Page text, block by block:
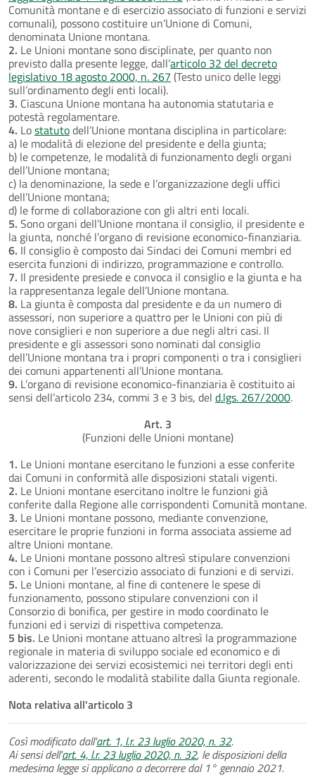
Comunità montane e di esercizio associato di funzioni e servizi
comunali), possono costituire un’Unione di Comuni,
denominata Unione montana.
2. Le Unioni montane sono disciplinate, per quanto non
previsto dalla presente legge, dall’articolo 32 del decreto
legislativo 18 agosto 2000, n. 267 (Testo unico delle leggi
sull’ordinamento degli enti locali).
3. Ciascuna Unione montana ha autonomia statutaria e
potestà regolamentare.
4. Lostatutodell’Unione montana disciplina in particolare:
a) le modalità di elezione del presidente e della giunta;
b) le competenze, le modalità di funzionamento degli organi
dell’Unione montana;
c) la denominazione, la sede e l’organizzazione degli uffici
dell’Unione montana;
d) le forme di collaborazione con gli altri enti locali.
5. Sono organi dell’Unione montana il consiglio, il presidente e
la giunta, nonché l’organo di revisione economico-finanziaria.
6. Il consiglio è composto dai Sindaci dei Comuni membri ed
esercita funzioni di indirizzo, programmazione e controllo.
7. Il presidente presiede e convoca il consiglio e la giunta e ha
la rappresentanza legale dell’Unione montana.
8. La giunta è composta dal presidente e da un numero di
assessori, non superiore a quattro per le Unioni con più di
nove consiglieri e non superiore a due negli altri casi. Il
presidente e gli assessori sono nominati dal consiglio
dell’Unione montana tra i propri componenti o tra i consiglieri
dei comuni appartenenti all’Unione montana.
9. L’organo di revisione economico-finanziaria è costituito ai
sensi dell’articolo 234, commi 3 e 3 bis, del d.lgs. 267/2000.
Art. 3
(Funzioni delle Unioni montane)
1. Le Unioni montane esercitano le funzioni a esse conferite
dai Comuni in conformità alle disposizioni statali vigenti.
2. Le Unioni montane esercitano inoltre le funzioni già
conferite dalla Regione alle corrispondenti Comunità montane.
3. Le Unioni montane possono, mediante convenzione,
esercitare le proprie funzioni in forma associata assieme ad
altre Unioni montane.
4. Le Unioni montane possono altresì stipulare convenzioni
con i Comuni per l’esercizio associato di funzioni e di servizi.
5. Le Unioni montane, al fine di contenere le spese di
funzionamento, possono stipulare convenzioni con il
Consorzio di bonifica, per gestire in modo coordinato le
funzioni ed i servizi di rispettiva competenza.
5 bis. Le Unioni montane attuano altresì la programmazione
regionale in materia di sviluppo sociale ed economico e di
valorizzazione dei servizi ecosistemici nei territori degli enti
aderenti, secondo le modalità stabilite dalla Giunta regionale.
Nota relativa all'articolo 3
Così modificato dall'art. 1, l.r. 23 luglio 2020, n. 32.
Ai sensi dell'art. 4, l.r. 23 luglio 2020, n. 32, le disposizioni della
medesima legge si applicano a decorrere dal 1° gennaio 2021.